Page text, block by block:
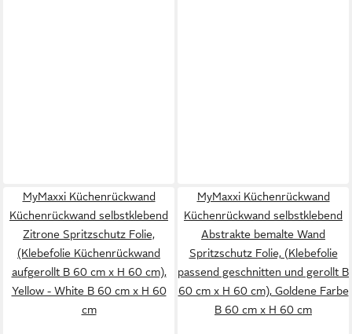
MyMaxxi Küchenrückwand
Küchenrückwand selbstklebend
Zitrone Spritzschutz Folie,
(Klebefolie Küchenrückwand
aufgerollt B 60 cm x H 60 cm),
Yellow - White B 60 cm x H 60
cm
MyMaxxi Küchenrückwand
Küchenrückwand selbstklebend
Abstrakte bemalte Wand
Spritzschutz Folie, (Klebefolie
passend geschnitten und gerollt B
60 cm x H 60 cm), Goldene Farbe
B 60 cm x H 60 cm